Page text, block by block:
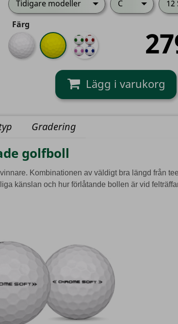
Tidigare modeller
C
12
Färg
Vit Gul
Färg
Mix
Gradering
golfboll
Kombinationen av väldigt bra längd från
känslan och hur förlåtande bollen är vid